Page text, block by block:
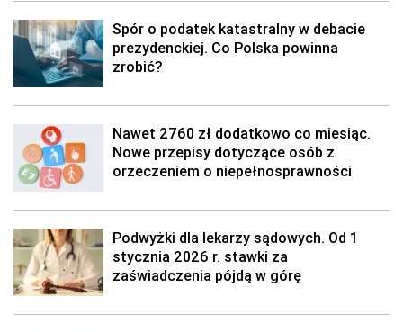
Spór o podatek katastralny w debacie
prezydenckiej. Co Polska powinna
zrobić?
Nawet 2760 zł dodatkowo co miesiąc.
Nowe przepisy dotyczące osób z
orzeczeniem o niepełnosprawności
Podwyżki dla lekarzy sądowych. Od 1
stycznia 2026 r. stawki za
zaświadczenia pójdą w górę